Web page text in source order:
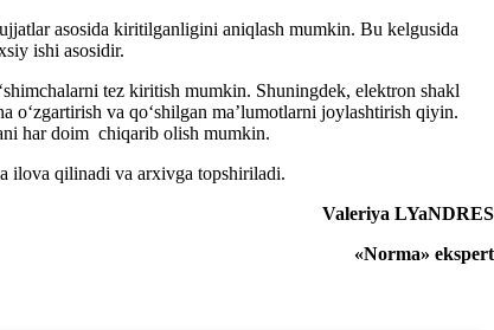
asosida kiritilganligini aniqlash mumkin. Bu kelgusida
ishi asosidir.
tez kiritish mumkin. Shuningdek, elektron shakl
oʻzgartirish va qoʻshilgan ma’lumotlarni joylashtirish qiyin.
har doim chiqarib olish mumkin.
ilova qilinadi va arхivga topshiriladi.
Valeriya LYaNDRES
«Norma» ekspert